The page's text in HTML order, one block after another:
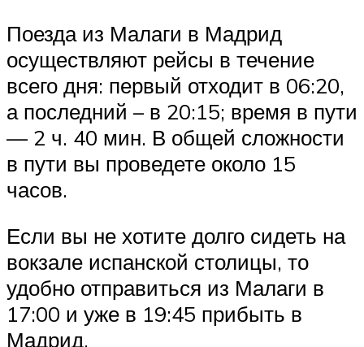
Поезда из Малаги в Мадрид
осуществляют рейсы в течение
всего дня: первый отходит в 06:20,
а последний – в 20:15; время в пути
— 2 ч. 40 мин. В общей сложности
в пути вы проведете около 15
часов.
Если вы не хотите долго сидеть на
вокзале испанской столицы, то
удобно отправиться из Малаги в
17:00 и уже в 19:45 прибыть в
Мадрид.